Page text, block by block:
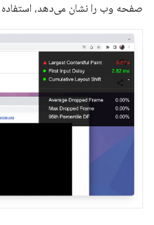
صفحه وب را نشان می‌دهد، استفاده